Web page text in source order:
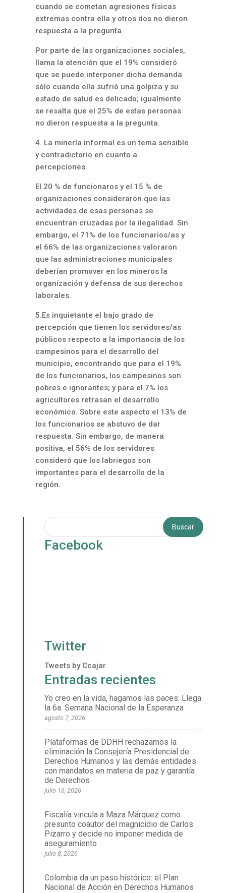
cuando se cometan agresiones físicas
extremas contra ella y otros dos no dieron
respuesta a la pregunta.
Por parte de las organizaciones sociales,
llama la atención que el 19% consideró
que se puede interponer dicha demanda
sólo cuando ella sufrió una golpiza y su
estado de salud es delicado; igualmente
se resalta que el 25% de estas personas
no dieron respuesta a la pregunta.
4. La minería informal es un tema sensible
y contradictorio en cuanto a
percepciones.
El 20 % de funcionaros y el 15 % de
organizaciones consideraron que las
actividades de esas personas se
encuentran cruzadas por la ilegalidad. Sin
embargo, el 71% de los funcionarios/as y
el 66% de las organizaciones valoraron
que las administraciones municipales
deberían promover en los mineros la
organización y defensa de sus derechos
laborales.
5.Es inquietante el bajo grado de
percepción que tienen los servidores/as
públicos respecto a la importancia de los
campesinos para el desarrollo del
municipio, encontrando que para el 19%
de los funcionarios, los campesinos son
pobres e ignorantes; y para el 7% los
agricultores retrasan el desarrollo
económico. Sobre este aspecto el 13% de
los funcionarios se abstuvo de dar
respuesta. Sin embargo, de manera
positiva, el 56% de los servidores
consideró que los labriegos son
importantes para el desarrollo de la
región.
Facebook
Twitter
Tweets by Ccajar
Entradas recientes
Yo creo en la vida, hagamos las paces: Llega
la 6a. Semana Nacional de la Esperanza
agosto 7, 2026
Plataformas de DDHH rechazamos la
eliminación la Consejería Presidencial de
Derechos Humanos y las demás entidades
con mandatos en materia de paz y garantía
de Derechos
julio 16, 2026
Fiscalía vincula a Maza Márquez como
presunto coautor del magnicidio de Carlos
Pizarro y decide no imponer medida de
aseguramiento
julio 8, 2026
Colombia da un paso histórico: el Plan
Nacional de Acción en Derechos Humanos